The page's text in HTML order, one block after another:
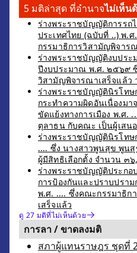
5 มติล่าสุด ที่อำนาจไม่เห็น
ร่างพระราชบัญญัติการรถ
ประเทศไทย (ฉบับที่ ..) พ.
กรรมาธิการวิสามัญพิจาร
ร่างพระราชบัญญัติงบประ
ปีงบประมาณ พ.ศ. ๒๕๖๙
วิสามัญพิจารณาเสร็จแล้ว
ร่างพระราชบัญญัตินิรโทษ
กระทำความผิดอันเนื่องมา
ขัดแย้งทางการเมือง พ.ศ.
ตุลาธน กับคณะ เป็นผู้เสนอ
ร่างพระราชบัญญัตินิรโทษ
.... ซึ่ง นางสาวพูนสุข พูน
ผู้มีสิทธิเลือกตั้ง จำนวน ๓
ร่างพระราชบัญญัติประกอ
การป้องกันและปราบปรา
พ.ศ. .... ซึ่งคณะกรรมาธิก
เสร็จแล้ว
ดู 27 มติที่ไม่เห็นด้วย
การลา / ขาดลงมติ
สภาผู้แทนราษฎร ชุดที่